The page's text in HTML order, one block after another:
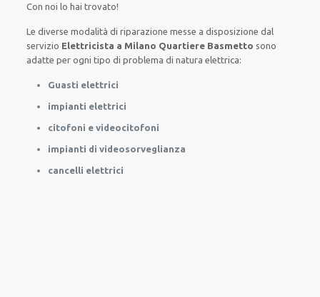
Con noi lo hai trovato!
Lediverse modalità diriparazione messe a disposizione dal
servizio Elettricista a Milano Quartiere Basmetto sono
adatte perogni tipo di problema di natura elettrica:
Guasti elettrici
impianti elettrici
citofoni e videocitofoni
impianti di videosorveglianza
cancelli elettrici